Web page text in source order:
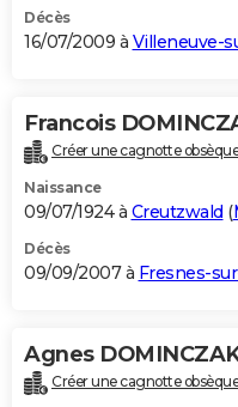
Décès
16/07/2009 à Villeneuve-
Francois
Créer une cagnotte
Naissance
09/07/1924 à Creutzwald (
Décès
09/09/2007 à Fresnes-
Agnes
Créer une cagnotte